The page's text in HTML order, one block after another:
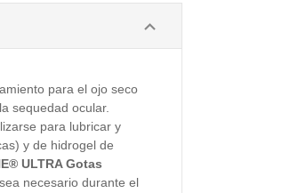
para el ojo seco
sequedad ocular.
para lubricar y
y de hidrogel de
ULTRA Gotas
necesario durante el